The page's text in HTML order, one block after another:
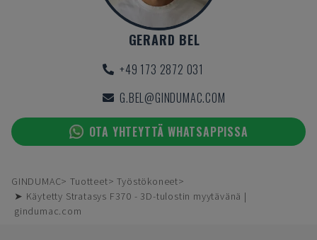
GERARD BEL
+49 173 2872 031
G.BEL@GINDUMAC.COM
OTA YHTEYTTÄ WHATSAPPISSA
GINDUMAC Tuotteet
Työstökoneet
➤ Käytetty Stratasys F370 - 3D-tulostin myytävänä |
gindumac.com